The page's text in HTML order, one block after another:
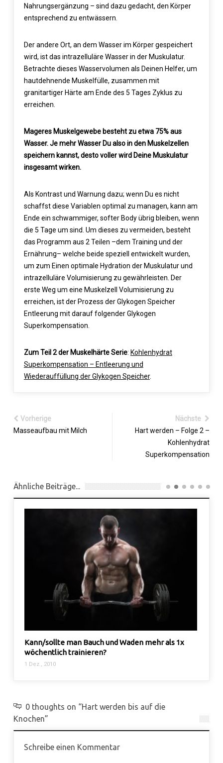
Nahrungsergänzung – sind dazu gedacht, den Körper
entsprechend zu entwässern.
Der andere Ort, an dem Wasser im Körper gespeichert
wird, ist das intrazelluläre Wasser in der Muskulatur.
Betrachte dieses Wasservolumen als Deinen Helfer, um
hautdehnende Muskelfülle, zusammen mit
granitartiger Härte am Ende des 5 Tages Zyklus zu
erreichen.
Mageres Muskelgewebe besteht zu etwa 75% aus
Wasser. Je mehr Wasser Du also in den Muskelzellen
speichern kannst, desto voller wird Deine Muskulatur
insgesamt wirken.
Als Kontrast und Warnung dazu; wenn Du es nicht
schaffst diese Variablen optimal zu managen, kann am
Ende ein schwammiger, softer Body übrig bleiben, wenn
die 5 Tage um sind. Um dieses zu vermeiden, besteht
das Programm aus 2 Teilen –dem Training und der
Ernährung– welche beide speziell entwickelt wurden,
um zum Einen optimale Hydration der Muskulatur und
intrazelluläre Volumisierung zu gewährleisten. Der
erste Weg um eine Muskelzell Volumisierung zu
erreichen, ist der Prozess der Glykogen Speicher
Entleerung mit darauf folgender Glykogen
Superkompensation.
Zum Teil 2 der Muskelhärte Serie: Kohlenhydrat
Superkompensation – Entleerung und
Wiederauffüllung der Glykogen Speicher.
Vorherige
Masseaufbau mit Milch
Nächste
Hart werden – Folge 2 –
Kohlenhydrat
Superkompensation
Ähnliche Beiträge...
mehr als 1x
Was ist RDA oder auch die Recommended
Allowance?
0 thoughts on “Hart werden bis auf die
Knochen”
Schreibe einen Kommentar